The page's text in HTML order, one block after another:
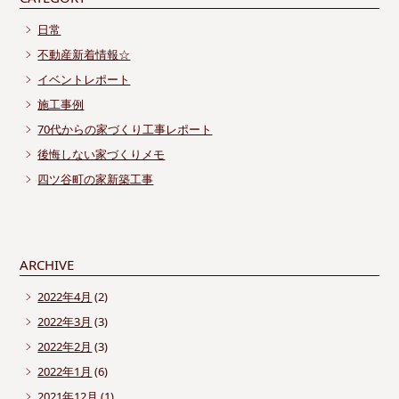
日常
不動産新着情報☆
イベントレポート
施工事例
70代からの家づくり工事レポート
後悔しない家づくりメモ
四ツ谷町の家新築工事
ARCHIVE
2022年4月 (2)
2022年3月 (3)
2022年2月 (3)
2022年1月 (6)